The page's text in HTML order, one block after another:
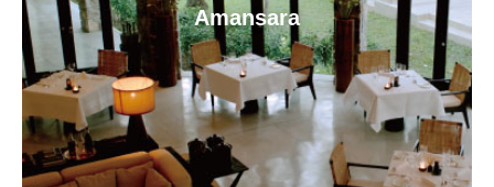
Amansara